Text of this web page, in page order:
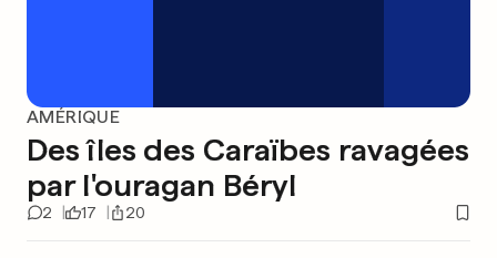
AMÉRIQUE
Des îles des Caraïbes ravagées
par l'ouragan Béryl
2 17 20